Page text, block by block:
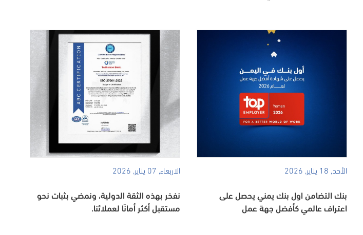
الأحد, 18 يناير, 2026
بنك التضامن اول بنك يمني يحصل على
اعتراف عالمي كأفضل جهة عمل
الاربعاء, 07 يناير, 2026
نفخر بهذه الثقة الدولية، ونمضي بثبات نحو
مستقبل أكثر أمانًا لعملائنا.